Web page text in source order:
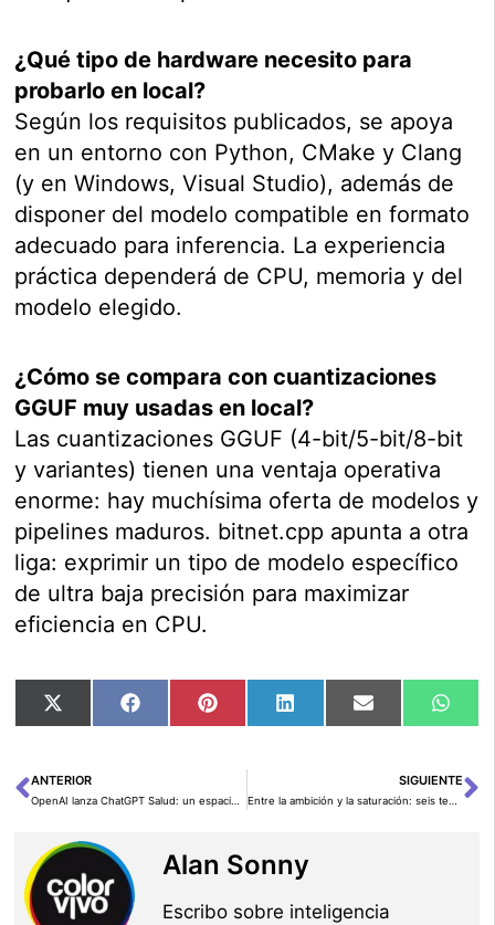
¿Qué tipo de hardware necesito para
probarlo en local?
Según los requisitos publicados, se apoya
en un entorno con Python, CMake y Clang
(y en Windows, Visual Studio), además de
disponer del modelo compatible en formato
adecuado para inferencia. La experiencia
práctica dependerá de CPU, memoria y del
modelo elegido.
¿Cómo se compara con cuantizaciones
GGUF muy usadas en local?
Las cuantizaciones GGUF (4-bit/5-bit/8-bit
y variantes) tienen una ventaja operativa
enorme: hay muchísima oferta de modelos y
pipelines maduros. bitnet.cpp apunta a otra
liga: exprimir un tipo de modelo específico
de ultra baja precisión para maximizar
eficiencia en CPU.
Compartir
en
X
(Twitter)
Compartir
en
FacebookCompartir
en
PinterestCompartir
en
LinkedInCompartir
en
Email
en
Ant
ANTERIOR SIGUIENTE
Alan Sonny
Escribo sobre inteligencia